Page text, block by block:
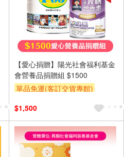
【愛心捐贈】陽光社會福利基金
會營養品捐贈組 $1500
單品免運(客訂交貨專館)
$1,500